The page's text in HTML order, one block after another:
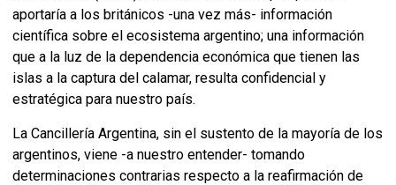
aportaría a los británicos -una vez más- información
científica sobre el ecosistema argentino; una información
que a la luz de la dependencia económica que tienen las
islas a la captura del calamar, resulta confidencial y
estratégica para nuestro país.
La Cancillería Argentina, sin el sustento de la mayoría de los
argentinos, viene -a nuestro entender- tomando
determinaciones contrarias respecto a la reafirmación de